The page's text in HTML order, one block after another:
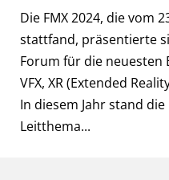
Die FMX 2024, die vom
stattfand, präsentierte
Forum für die neuesten
VFX, XR (Extended
In diesem Jahr stand
Leitthema...